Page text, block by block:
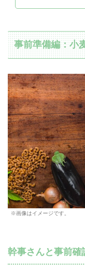
事前準備編：小
※画像はイメージです。
幹事さんと事前確